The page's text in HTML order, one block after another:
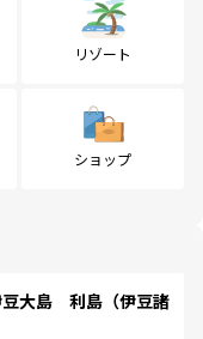
リゾート
ショップ
大島 利島（伊豆諸